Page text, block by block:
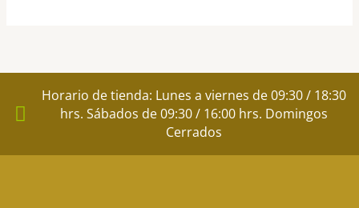
producto
Horario de tienda: Lunes a viernes de 09:30 / 18:30
hrs. Sábados de 09:30 / 16:00 hrs. Domingos
Cerrados